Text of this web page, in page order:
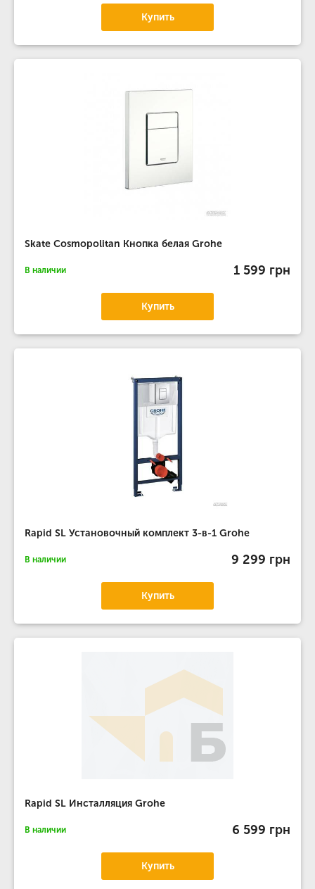
Купить
Skate Cosmopolitan Кнопка белая Grohe
В наличии 1 599 грн
Купить
Rapid SL Установочный комплект 3-в-1 Grohe
В наличии 9 299 грн
Купить
Rapid SL Инсталляция Grohe
В наличии 6 599 грн
Купить